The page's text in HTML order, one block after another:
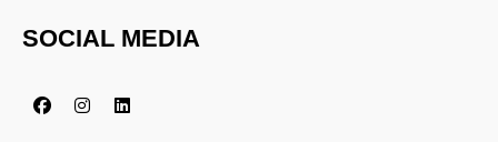
SOCIAL MEDIA